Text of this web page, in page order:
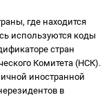
где находится
используются коды
стран
Комитета (НСК).
иностранной
в